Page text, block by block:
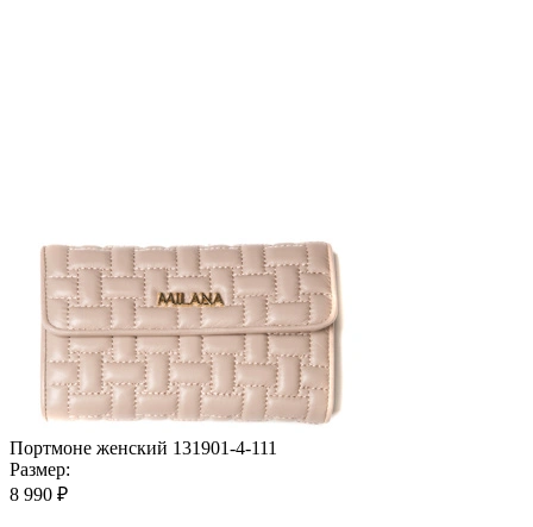
Портмоне женский 131901-4-111
Размер:
8 990 ₽